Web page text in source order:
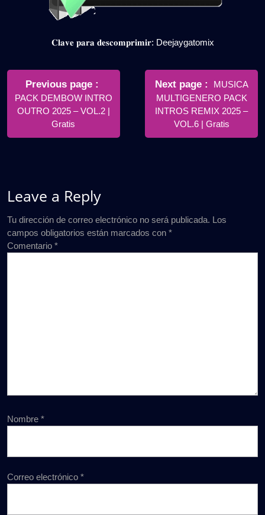
𝐂𝐥𝐚𝐯𝐞 𝐩𝐚𝐫𝐚 𝐝𝐞𝐬𝐜𝐨𝐦𝐩𝐫𝐢𝐦𝐢𝐫: Deejaygatomix
Navegación
entradas
Previous page
Posts
PACK DEMBOW INTRO
OUTRO 2025 – VOL.2 |
Gratis
Next page
Newer
Posts
MUSICA
MULTIGENERO PACK
INTROS REMIX 2025 –
VOL.6 | Gratis
Leave a Reply
Tu dirección de correo electrónico no será publicada. Los
campos obligatorios están marcados con *
Comentario *
Nombre *
Correo electrónico *